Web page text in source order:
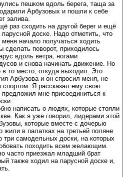
пешком вдоль берега, таща за
Арбузовых и пошли к себе
залива.
раз сходить на другой берег и ещё
доске. Надо отметить, что
начало получаться ходить
сделать поворот, приходилось
вдоль ветра, ногами
и снова начинать движение. Но
в то место, откуда выходил. Это
Арбузова и он спросил меня, не
Я рассказал ему свою
мне присоединиться к
написать о людях, которые стояли
Как я уже говорил, лидерами этой
которые вместе с дочерью
в палатках на третьей поляне
три самодельных доски, на которых
походить всем желающим.
часто приезжал младший брат
также ходил на парусной доске и,